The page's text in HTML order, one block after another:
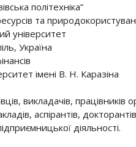
політехніка”
та
університет
Україна
імені В. Н. Каразіна
викладачів, працівників
аспірантів,
діяльності.